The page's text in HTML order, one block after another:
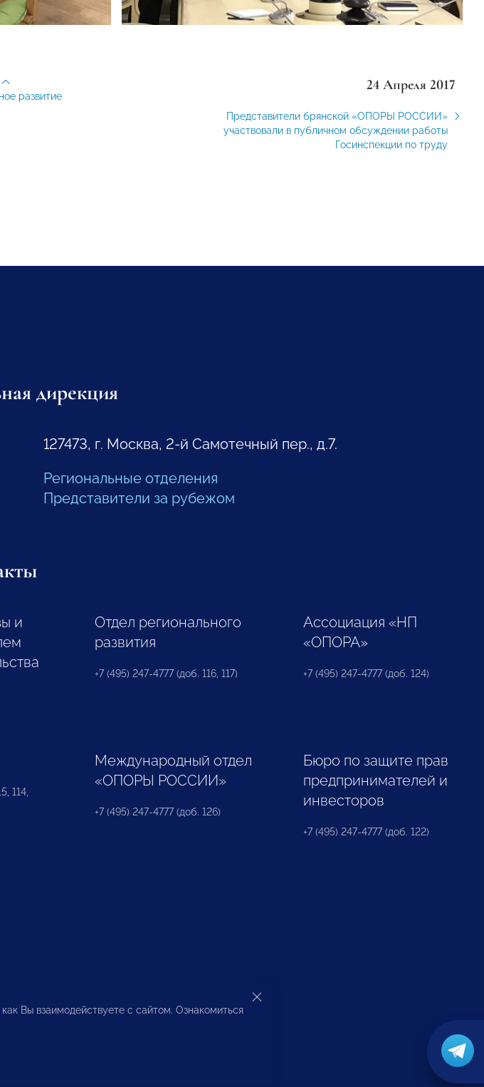
24 Апреля 2017
Представители брянской «ОПОРЫ РОССИИ»
участвовали в публичном обсуждении работы
Госинспекции по труду
развитие
дирекция
127473, г. Москва, 2-й Самотечный пер., д.7.
Региональные отделения
Представители за рубежом
и
Отдел регионального
развития
+7 (495) 247-4777 (доб. 116, 117)
Ассоциация «НП
«ОПОРА»
+7 (495) 247-4777 (доб. 124)
114,
Международный отдел
«ОПОРЫ РОССИИ»
+7 (495) 247-4777 (доб. 126)
Бюро по защите прав
предпринимателей и
инвесторов
+7 (495) 247-4777 (доб. 122)
Вы взаимодействуете с сайтом. Ознакомиться